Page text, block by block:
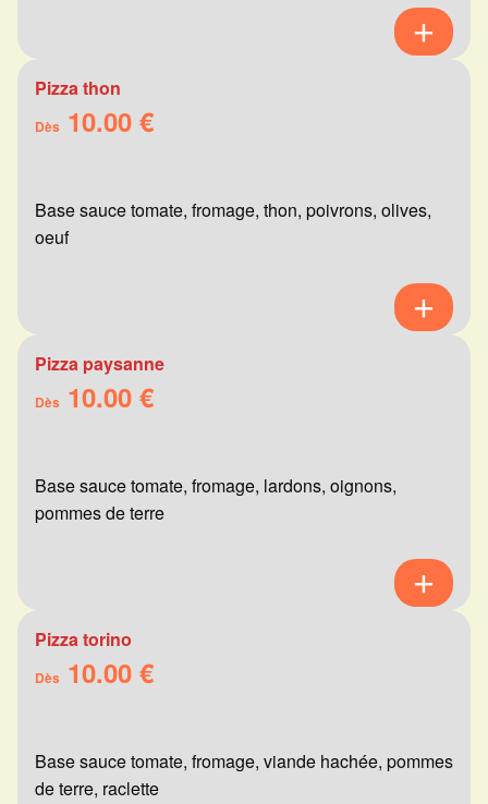
Pizza thon
Dès 10.00 €
Base sauce tomate, fromage, thon, poivrons, olives,
oeuf
Pizza paysanne
Dès 10.00 €
Base sauce tomate, fromage, lardons, oignons,
pommes de terre
Pizza torino
Dès 10.00 €
Base sauce tomate, fromage, viande hachée, pommes
de terre, raclette